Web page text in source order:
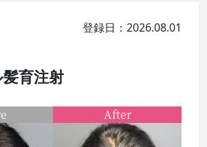
登録日：2026.08.01
育注射
After